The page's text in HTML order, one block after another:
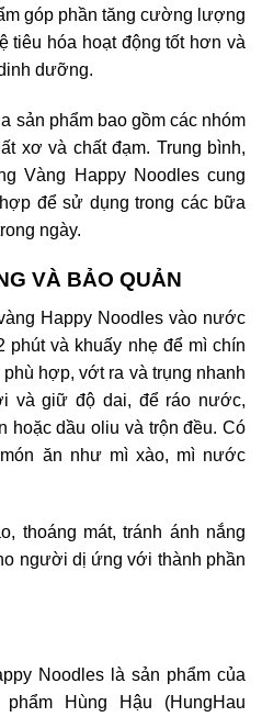
góp phần tăng cường lượng
tiêu hóa hoạt động tốt hơn và
dưỡng.
sản phẩm bao gồm các nhóm
xơ và chất đạm. Trung bình,
Vàng Happy Noodles cung
để sử dụng trong các bữa
ngày.
VÀ BẢO QUẢN
Happy Noodles vào nước
phút và khuấy nhẹ để mì chín
hợp, vớt ra và trụng nhanh
và giữ độ dai, để ráo nước,
hoặc dầu oliu và trộn đều. Có
ăn như mì xào, mì nước
thoáng mát, tránh ánh nắng
người dị ứng với thành phần
Noodles là sản phẩm của
Hùng Hậu (HungHau